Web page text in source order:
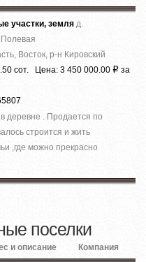
участки, земля д.
Полевая
Восток, р-н Кировский
сот. Цена: 3 450 000.00 Р за
деревне . Продается по
строится и жить
,где можно прекрасно
поселки
и описание Компания